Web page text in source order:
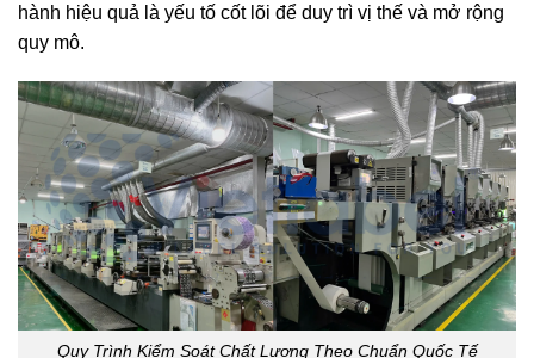
hành hiệu quả là yếu tố cốt lõi để duy trì vị thế và mở rộng
quy mô.
Quy Trình Kiểm Soát Chất Lượng Theo Chuẩn Quốc Tế